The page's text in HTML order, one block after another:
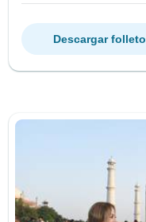
Descargar folleto